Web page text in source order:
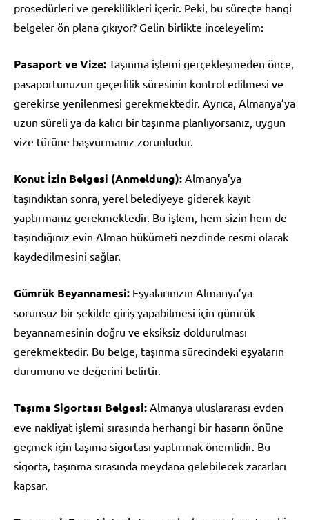
prosedürleri ve gereklilikleri içerir. Peki, bu süreçte hangi
belgeler ön plana çıkıyor? Gelin birlikte inceleyelim:
Pasaport ve Vize: Taşınma işlemi gerçekleşmeden önce,
pasaportunuzun geçerlilik süresinin kontrol edilmesi ve
gerekirse yenilenmesi gerekmektedir. Ayrıca, Almanya’ya
uzun süreli ya da kalıcı bir taşınma planlıyorsanız, uygun
vize türüne başvurmanız zorunludur.
Konut İzin Belgesi (Anmeldung): Almanya’ya
taşındıktan sonra, yerel belediyeye giderek kayıt
yaptırmanız gerekmektedir. Bu işlem, hem sizin hem de
taşındığınız evin Alman hükümeti nezdinde resmi olarak
kaydedilmesini sağlar.
Gümrük Beyannamesi: Eşyalarınızın Almanya’ya
sorunsuz bir şekilde giriş yapabilmesi için gümrük
beyannamesinin doğru ve eksiksiz doldurulması
gerekmektedir. Bu belge, taşınma sürecindeki eşyaların
durumunu ve değerini belirtir.
Taşıma Sigortası Belgesi: Almanya uluslararası evden
eve nakliyat işlemi sırasında herhangi bir hasarın önüne
geçmek için taşıma sigortası yaptırmak önemlidir. Bu
sigorta, taşınma sırasında meydana gelebilecek zararları
kapsar.